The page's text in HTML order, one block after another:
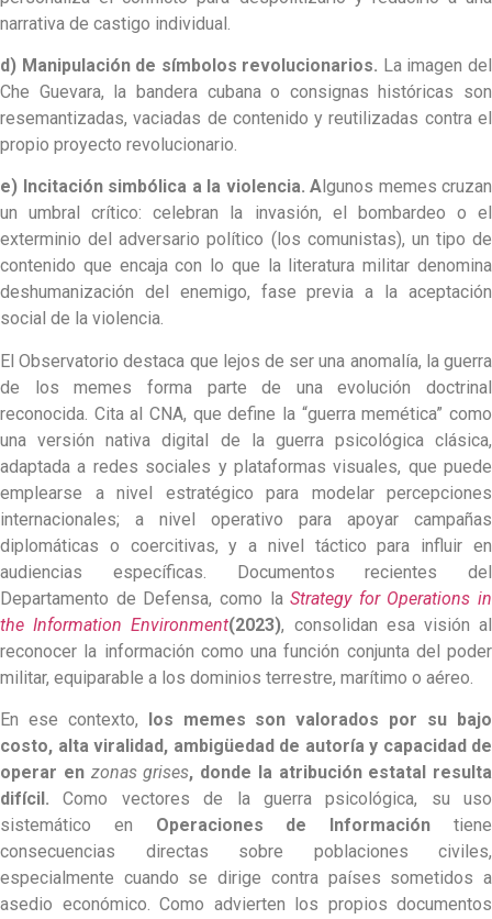
narrativa de castigo individual.
d) Manipulación de símbolos revolucionarios. La imagen del
Che Guevara, la bandera cubana o consignas históricas son
resemantizadas, vaciadas de contenido y reutilizadas contra el
propio proyecto revolucionario.
e) Incitación simbólica a la violencia. A lgunos memes cruzan
un umbral crítico: celebran la invasión, el bombardeo o el
exterminio del adversario político (los comunistas), un tipo de
contenido que encaja con lo que la literatura militar denomina
deshumanización del enemigo, fase previa a la aceptación
social de la violencia.
El Observatorio destaca que lejos de ser una anomalía, la guerra
de los memes forma parte de una evolución doctrinal
reconocida. Cita al CNA, que define la “guerra memética” como
una versión nativa digital de la guerra psicológica clásica,
adaptada a redes sociales y plataformas visuales, que puede
emplearse a nivel estratégico para modelar percepciones
internacionales; a nivel operativo para apoyar campañas
diplomáticas o coercitivas, y a nivel táctico para influir en
audiencias específicas. Documentos recientes del
Departamento de Defensa, como laStrategy for Operations in
the Information Environment(2023), consolidan esa visión al
reconocer la información como una función conjunta del poder
militar, equiparable a los dominios terrestre, marítimo o aéreo.
En ese contexto,
los memes son valorados por su bajo
costo, alta viralidad, ambigüedad de autoría y capacidad de
operar en zonas grises, donde la atribución estatal resulta
difícil. Como vectores de la guerra psicológica, su uso
sistemático en Operaciones de Información tiene
consecuencias directas sobre poblaciones civiles,
especialmente cuando se dirige contra países sometidos a
asedio económico. Como advierten los propios documentos